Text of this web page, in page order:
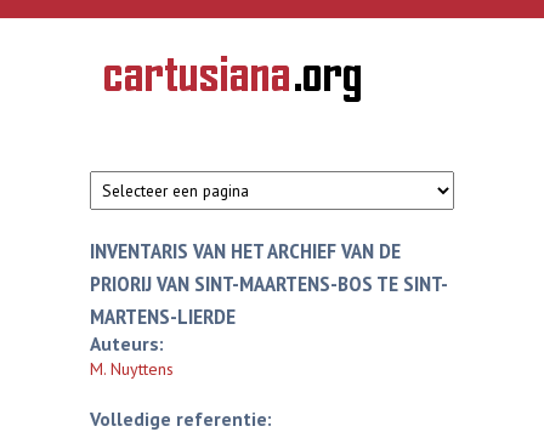
Overslaan en naar de inhoud gaan
CARTUSIANA
Geschiedenis
van de
INVENTARIS VAN HET ARCHIEF VAN DE
PRIORIJ VAN SINT-MAARTENS-BOS TE SINT-
MARTENS-LIERDE
Auteurs:
M. Nuyttens
Volledige referentie: